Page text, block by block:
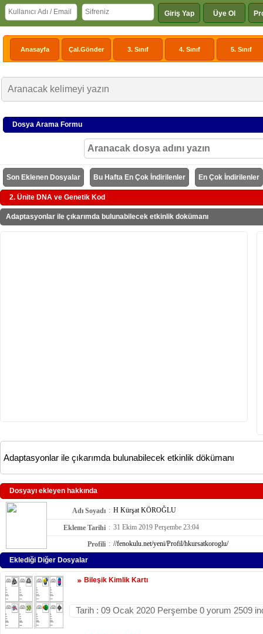
Giriş Yap Üye Ol
Anasayfa Çal.Gönder 3. Sınıf 4. Sınıf 5. Sınıf
Dosya Arama Formu
Son Eklenen Dosyalar Bu Hafta En Çok İndirilenler En Çok İndirilenler
2. Ünite DNA ve Genetik Kod
Adaptasyonlar ile çıkarımda bulunabilecek etkinlik dokümanı
Adaptasyonlar ile çıkarımda bulunabilecek etkinlik dökümanı
Dosyayı ekleyen hakkında
Adı Soyadı : H Kürşat KÖROĞLU
Ekleme Tarihi : 31 Ekim 2019 Perşembe 23:04
Profili : //fenokulu.net/yeni/Profil/hkursatkoroglu/
Eklediği Diğer Dosyalar
Bileşik Kimlik Kartı
Tarih : 09 Ocak 2020 Perşembe 0 yorum 2509